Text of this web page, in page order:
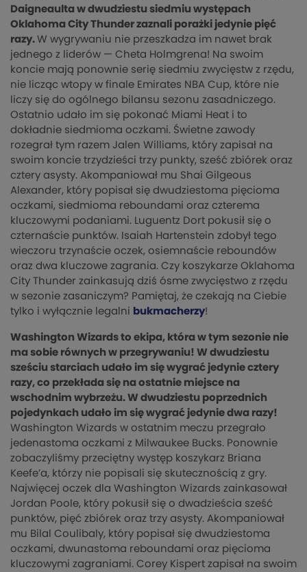
Daigneaulta w dwudziestu siedmiu występach
Oklahoma City Thunder zaznali porażki jedynie pięć
razy. W wygrywaniu nie przeszkadza im nawet brak
jednego z liderów — Cheta Holmgrena! Na swoim
koncie mają ponownie serię siedmiu zwycięstw z rzędu,
nie licząc wtopy w finale Emirates NBA Cup, które nie
liczy się do ogólnego bilansu sezonu zasadniczego.
Ostatnio udało im się pokonać Miami Heat i to
dokładnie siedmioma oczkami. Świetne zawody
rozegrał tym razem Jalen Williams, który zapisał na
swoim koncie trzydzieści trzy punkty, sześć zbiórek oraz
cztery asysty. Akompaniował mu Shai Gilgeous
Alexander, który popisał się dwudziestoma pięcioma
oczkami, siedmioma reboundami oraz czterema
kluczowymi podaniami. Luguentz Dort pokusił się o
czternaście punktów. Isaiah Hartenstein zdobył tego
wieczoru trzynaście oczek, osiemnaście reboundów
oraz dwa kluczowe zagrania. Czy koszykarze Oklahoma
City Thunder zainkasują dziś ósme zwycięstwo z rzędu
w sezonie zasaniczym? Pamiętaj, że czekają na Ciebie
tylko i wyłącznie legalni bukmacherzy!
Washington Wizards to ekipa, która w tym sezonie nie
ma sobie równych w przegrywaniu! W dwudziestu
sześciu starciach udało im się wygrać jedynie cztery
razy, co przekłada się na ostatnie miejsce na
wschodnim wybrzeżu. W dwudziestu poprzednich
pojedynkach udało im się wygrać jedynie dwa razy!
Washington Wizards w ostatnim meczu przegrało
jedenastoma oczkami z Milwaukee Bucks. Ponownie
zobaczyliśmy przeciętny występ koszykarz Briana
Keefe’a, którzy nie popisali się skutecznością z gry.
Najwięcej oczek dla Washington Wizards zainkasował
Jordan Poole, który pokusił się o dwadzieścia sześć
punktów, pięć zbiórek oraz trzy asysty. Akompaniował
mu Bilal Coulibaly, który popisał się dwudziestoma
oczkami, dwunastoma reboundami oraz pięcioma
kluczowymi zagraniami. Corey Kispert zapisał na swoim